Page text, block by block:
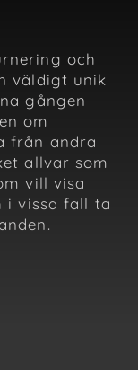
och
väldigt unik
gången
om
från andra
allvar som
vill visa
i vissa fall ta